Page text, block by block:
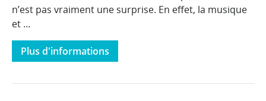
n’est pas vraiment une surprise. En effet, la musique
et ...
Plus d'informations